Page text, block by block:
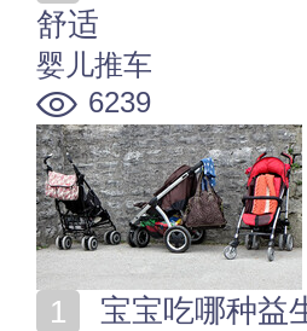
舒适
婴儿推车
6239
宝宝吃哪种益